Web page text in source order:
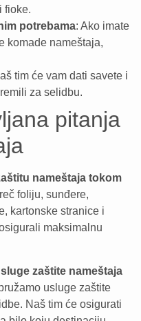
fioke.
potrebama: Ako imate
komade nameštaja,
tim će vam dati savete i
za selidbu.
pitanja
nameštaja tokom
foliju, sunđere,
kartonske stranice i
maksimalnu
zaštite nameštaja
usluge zaštite
Naš tim će osigurati